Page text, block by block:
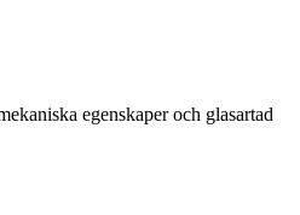
egenskaper och glasartad